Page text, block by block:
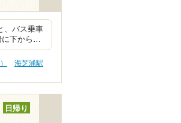
、バス乗車
に下から…
海芝浦駅
日帰り